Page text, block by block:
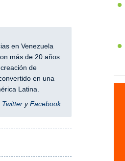
en Venezuela
más de 20 años
de
en una
Latina.
TwitteryFacebook